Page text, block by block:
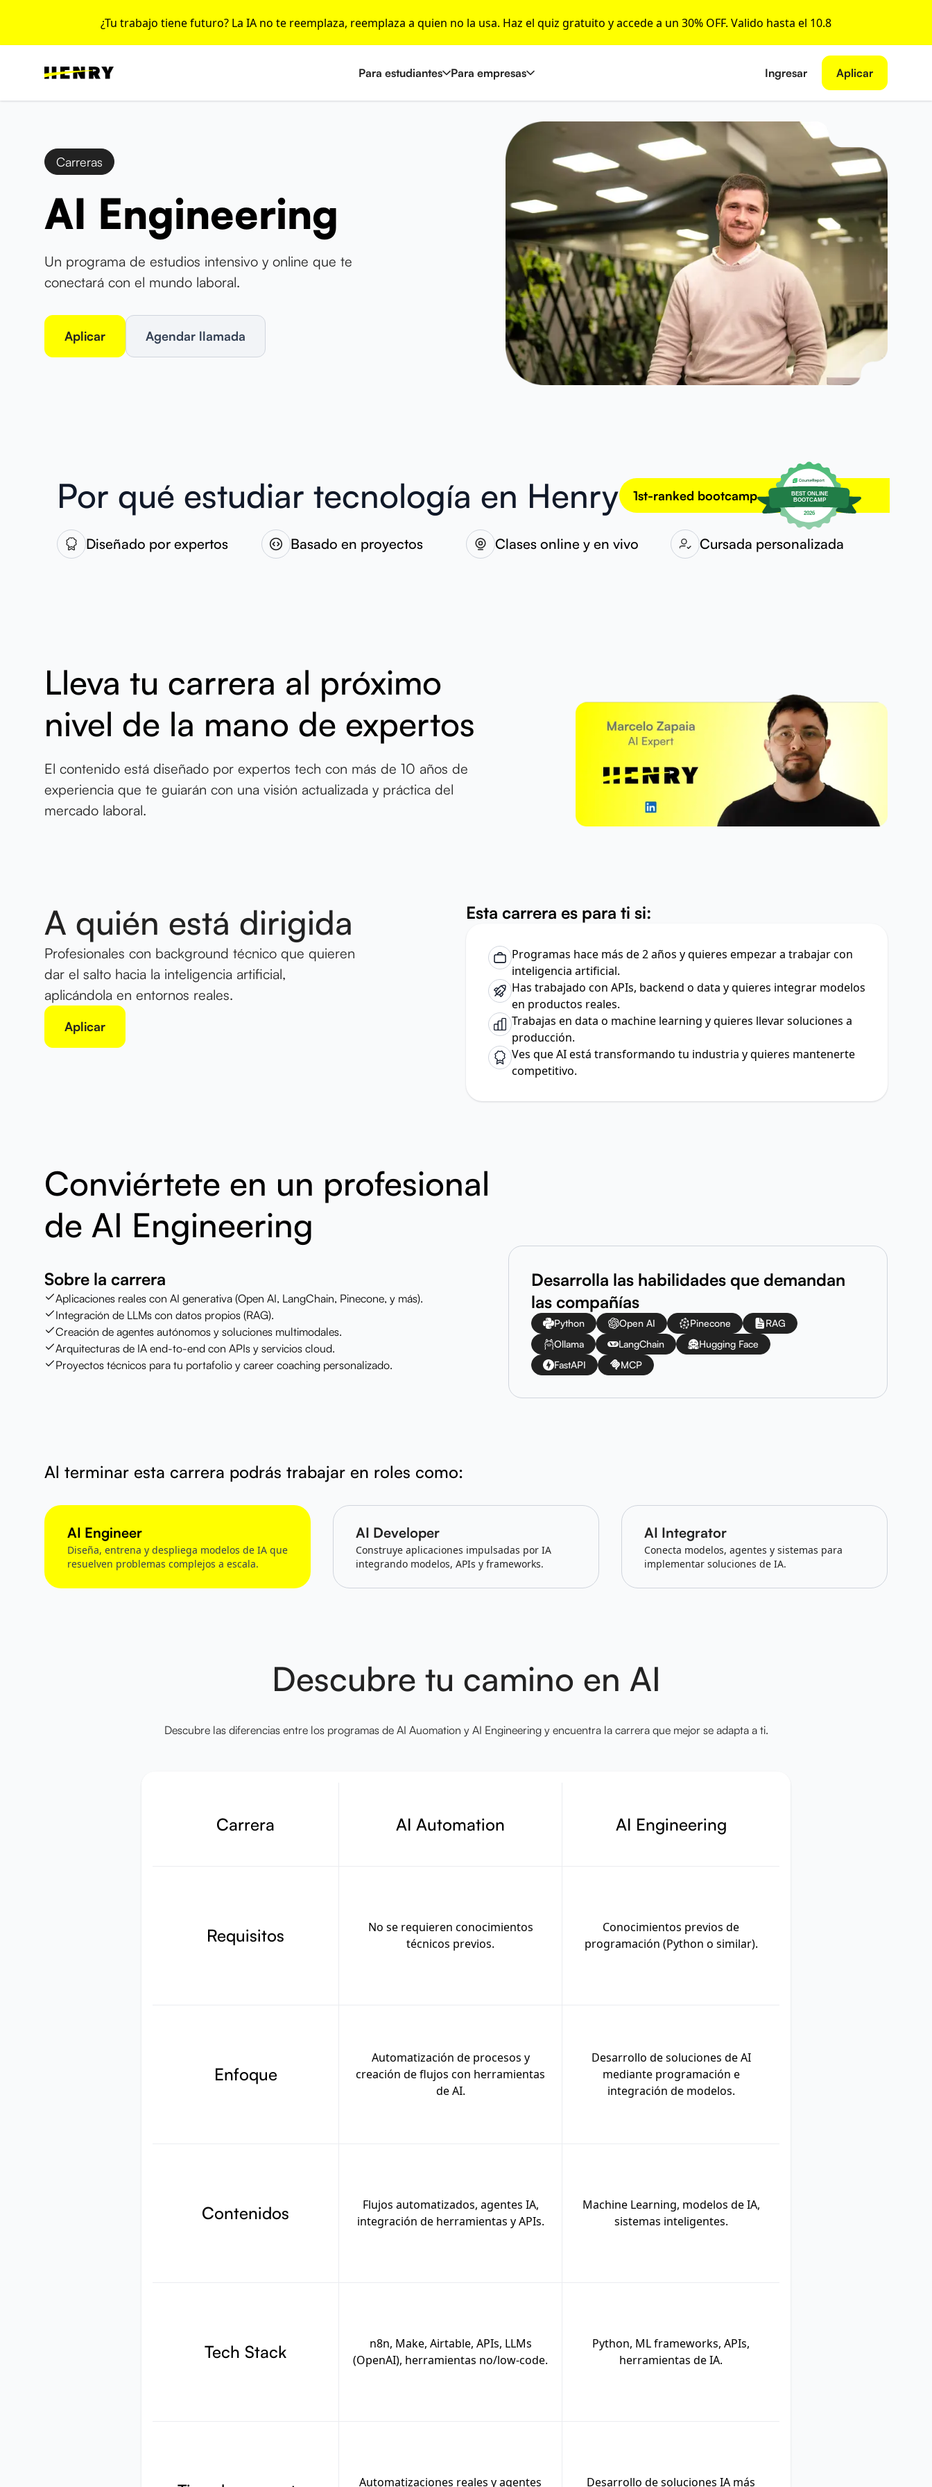
¿Tu trabajo tiene futuro? La IA no te reemplaza, reemplaza a quien no la usa. Haz el quiz gratuito y accede a un 30% OFF. Valido hasta el 10.8
Para estudiantes Para empresas Ingresar Aplicar
Carreras
AI Engineering
Un programa de estudios intensivo y online que te
conectará con el mundo laboral.
Aplicar Agendar llamada
Por qué estudiar tecnología en Henry 1st-ranked bootcamp
Diseñado por expertos Basado en proyectos Clases online y en vivo Cursada personalizada
Lleva tu carrera al próximo
nivel de la mano de expertos
El contenido está diseñado por expertos tech con más de 10 años de
experiencia que te guiarán con una visión actualizada y práctica del
mercado laboral.
A quién está dirigida
Profesionales con background técnico que quieren
dar el salto hacia la inteligencia artificial,
aplicándola en entornos reales.
Aplicar
Esta carrera es para ti si:
Programas hace más de 2 años y quieres empezar a trabajar con
inteligencia artificial.
Has trabajado con APIs, backend o data y quieres integrar modelos
en productos reales.
Trabajas en data o machine learning y quieres llevar soluciones a
producción.
Ves que AI está transformando tu industria y quieres mantenerte
competitivo.
Conviértete en un profesional
de AI Engineering
Sobre la carrera
Aplicaciones reales con AI generativa (Open AI, LangChain, Pinecone, y más).
Integración de LLMs con datos propios (RAG).
Creación de agentes autónomos y soluciones multimodales.
Arquitecturas de IA end-to-end con APIs y servicios cloud.
Proyectos técnicos para tu portafolio y career coaching personalizado.
Desarrolla las habilidades que demandan
las compañías
Python Open AI Pinecone
RAG
Ollama
LangChain
Hugging Face
FastAPI
MCP
Al terminar esta carrera podrás trabajar en roles como:
AI Engineer
Diseña, entrena y despliega modelos de IA que
resuelven problemas complejos a escala.
AI Developer
Construye aplicaciones impulsadas por IA
integrando modelos, APIs y frameworks.
AI Integrator
Conecta modelos, agentes y sistemas para
implementar soluciones de IA.
Descubre tu camino en AI
Descubre las diferencias entre los programas de AI Auomation y AI Engineering y encuentra la carrera que mejor se adapta a ti.
Carrera AI Automation AI Engineering
Requisitos
No se requieren conocimientos
técnicos previos.
Conocimientos previos de
programación (Python o similar).
Enfoque
Automatización de procesos y
creación de flujos con herramientas
de AI.
Desarrollo de soluciones de AI
mediante programación e
integración de modelos.
Contenidos
Flujos automatizados, agentes IA,
integración de herramientas y APIs.
Machine Learning, modelos de IA,
sistemas inteligentes.
Tech Stack
n8n, Make, Airtable, APIs, LLMs
(OpenAI), herramientas no/low-code.
Python, ML frameworks, APIs,
herramientas de IA.
Automatizaciones reales y agentes Desarrollo de soluciones IA más